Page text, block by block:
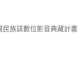
族誌數位影音典藏計畫